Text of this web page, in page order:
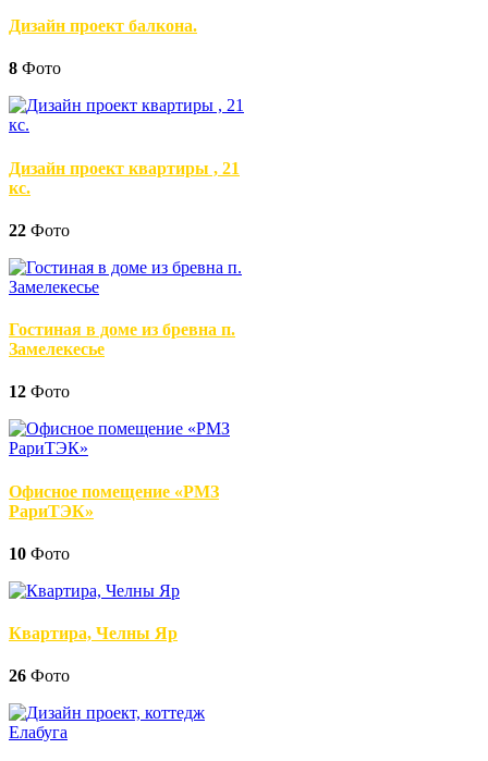
Дизайн проект балкона.
8 Фото
Дизайн проект квартиры , 21
кс.
22 Фото
Гостиная в доме из бревна п.
Замелекесье
12 Фото
Офисное помещение «РМЗ
РариТЭК»
10 Фото
Квартира, Челны Яр
26 Фото